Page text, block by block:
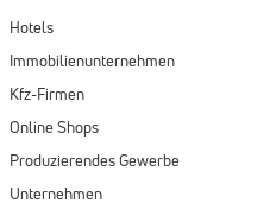
Hotels
Immobilienunternehmen
Kfz-Firmen
Online Shops
Produzierendes Gewerbe
Unternehmen